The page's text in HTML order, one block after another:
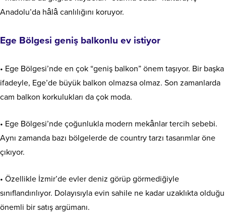
Anadolu’da hâlâ canlılığını koruyor.
Ege Bölgesi geniş balkonlu ev istiyor
• Ege Bölgesi’nde en çok “geniş balkon” önem taşıyor. Bir başka
ifadeyle, Ege’de büyük balkon olmazsa olmaz. Son zamanlarda
cam balkon korkulukları da çok moda.
• Ege Bölgesi’nde çoğunlukla modern mekânlar tercih sebebi.
Aynı zamanda bazı bölgelerde de country tarzı tasarımlar öne
çıkıyor.
• Özellikle İzmir’de evler deniz görüp görmediğiyle
sınıflandırılıyor. Dolayısıyla evin sahile ne kadar uzaklıkta olduğu
önemli bir satış argümanı.